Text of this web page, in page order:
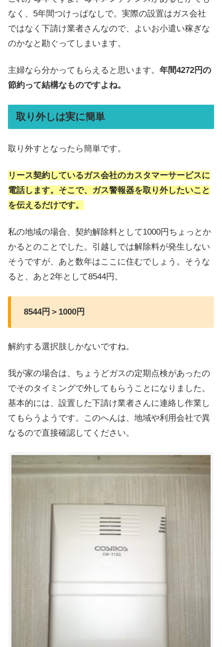
なく、5年間つけっぱなしで。実際の設置はガス会社
ではなく下請け業者さんなので、よいお小遣い稼ぎな
のかなと勘ぐってしまいます。
主婦なら分かってもらえると思います。 年間4272円の
節約って結構なものですよね。
取り外しは実に簡単
取り外すとなったら簡単です。
リース契約しているガス会社のカスタマーサービスに
電話します。 そこで、ガス警報器を取り外したいこと
を伝えるだけです。
私の地域の場合、契約解除料として1000円ちょっとか
かるとのことでした。引越しでは解除料が発生しない
そうですが、あと数年はここに住むでしょう。そうな
ると、あと2年として8544円。
8544円＞1000円
解約する選択肢しかないですね。
我が家の場合は、ちょうどガスの定期点検があったの
でそのタイミングで外してもらうことになりました。
基本的には、設置した下請け業者さんに連絡し作業し
てもらうようです。このへんは、地域や利用会社で異
なるので直接確認してください。